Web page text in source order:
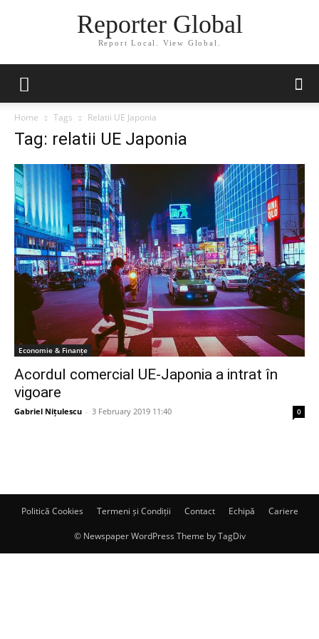
Reporter Global
Report Local. View Global.
Home Tags Relatii UE Japonia
Tag: relatii UE Japonia
Economie & Finanțe
Acordul comercial UE-Japonia a intrat în
vigoare
Gabriel Nițulescu - 3 February 2019 11:40 0
Politică Cookies Termeni și Condiții Contact Echipă Cariere
© Newspaper WordPress Theme by TagDiv